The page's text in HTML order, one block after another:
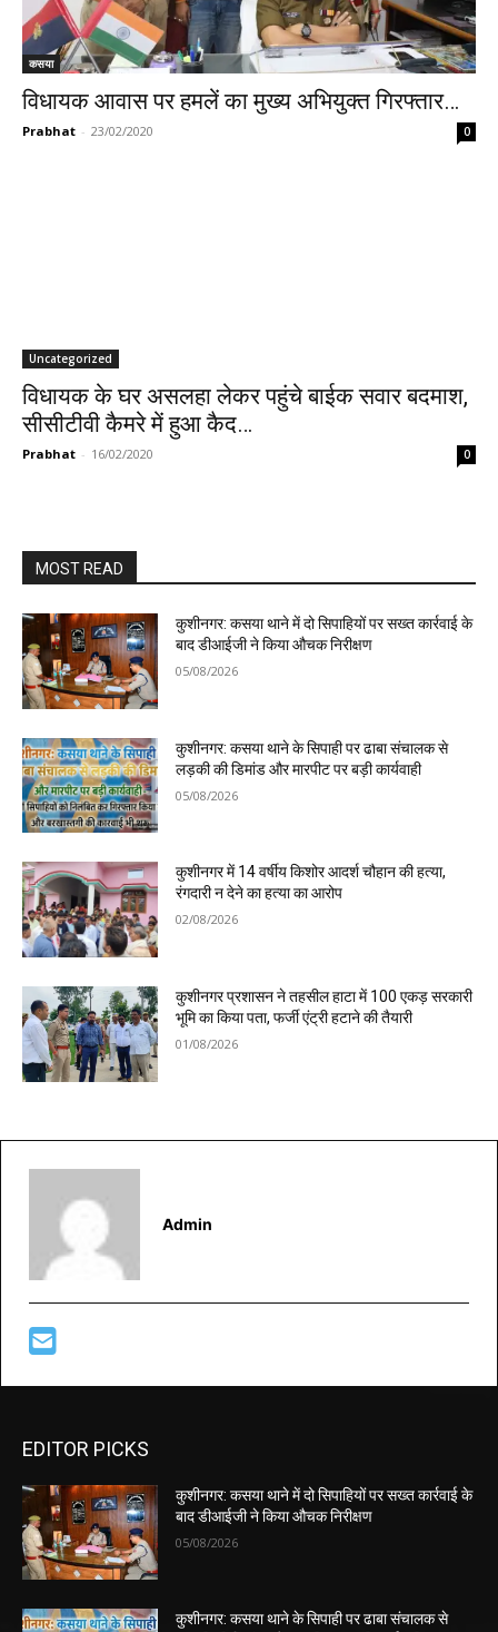
कसया
विधायक आवास पर हमलें का मुख्य अभियुक्त गिरफ्तार…
Prabhat - 23/02/2020 0
Uncategorized
विधायक के घर असलहा लेकर पहुंचे बाईक सवार बदमाश,
सीसीटीवी कैमरे में हुआ कैद…
Prabhat - 16/02/2020 0
MOST READ
कुशीनगर: कसया थाने में दो सिपाहियों पर सख्त कार्रवाई के
बाद डीआईजी ने किया औचक निरीक्षण
05/08/2026
कुशीनगर: कसया थाने के सिपाही पर ढाबा संचालक से
लड़की की डिमांड और मारपीट पर बड़ी कार्यवाही
05/08/2026
कुशीनगर में 14 वर्षीय किशोर आदर्श चौहान की हत्या,
रंगदारी न देने का हत्या का आरोप
02/08/2026
कुशीनगर प्रशासन ने तहसील हाटा में 100 एकड़ सरकारी
भूमि का किया पता, फर्जी एंट्री हटाने की तैयारी
01/08/2026
Admin
EDITOR PICKS
कुशीनगर: कसया थाने में दो सिपाहियों पर सख्त कार्रवाई के
बाद डीआईजी ने किया औचक निरीक्षण
05/08/2026
कुशीनगर: कसया थाने के सिपाही पर ढाबा संचालक से